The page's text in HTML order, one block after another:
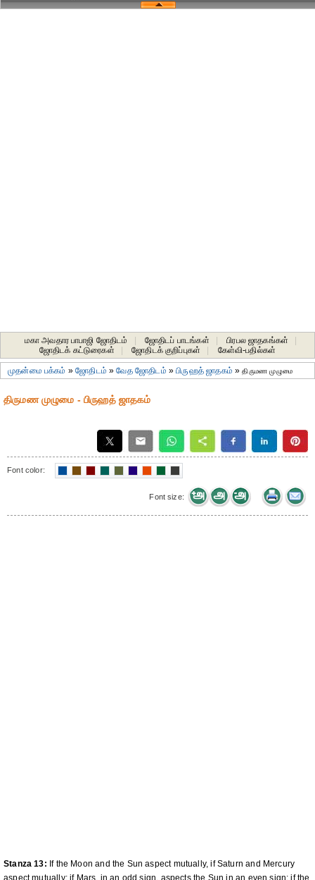
மகா அவதார பாபாஜி ஜோதிடம் ஜோதிடப் பாடங்கள் பிரபல ஜாதகங்கள்
ஜோதிடக் கட்டுரைகள்
ஜோதிடக் குறிப்புகள் கேள்வி-பதில்கள்
முதன்மை பக்கம் »ஜோதிடம் »வேத ஜோதிடம் »பிருஹத் ஜாதகம் »திருமண முழுமை
திருமண முழுமை - பிருஹத் ஜாதகம்
Font color:
Font size:
Stanza 13: If the Moon and the Sun aspect mutually, if Saturn and Mercury
aspect mutually; if Mars, in an odd sign, aspects the Sun in an even sign; if the